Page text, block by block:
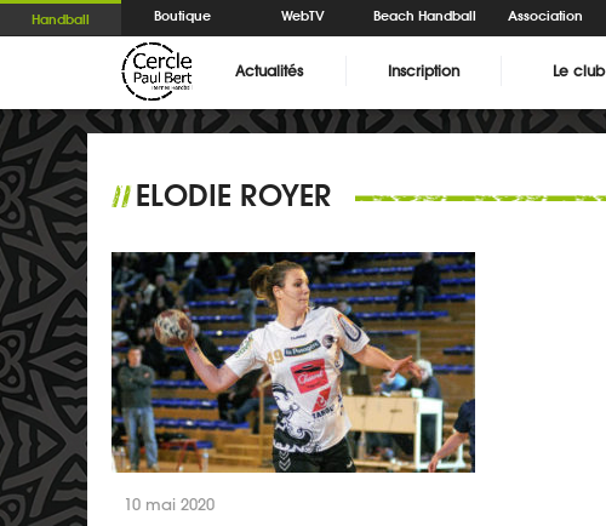
Handball Boutique WebTV Beach Handball Association
Actualités Inscription Le club
//ELODIE ROYER
10 mai 2020